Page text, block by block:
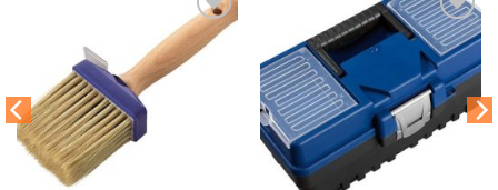
Dodaj
na
Dodaj
na
listu
želja